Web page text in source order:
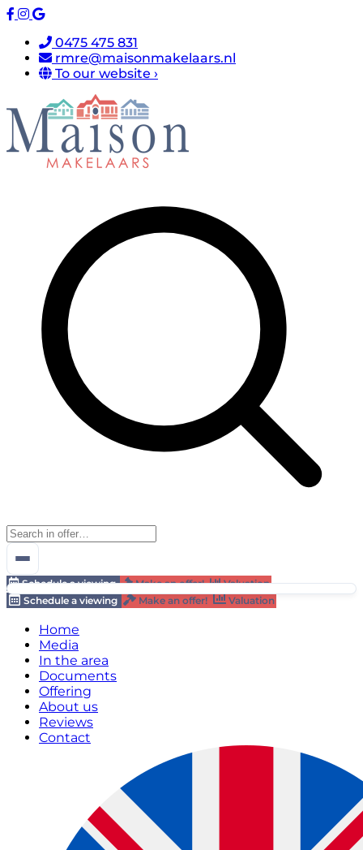
0475 475 831
rmre@maisonmakelaars.nl
To our website ›
Schedule a viewing Make an offer!
Valuation
Schedule a viewing
Make an offer! Valuation
Home
Media
In the area
Documents
Offering
About us
Reviews
Contact